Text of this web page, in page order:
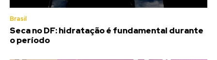
Brasil
Seca no DF: hidratação é fundamental durante
o período